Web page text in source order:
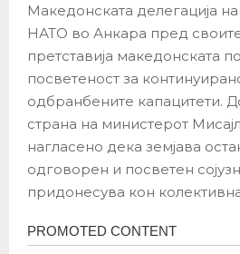
Македонската делегација
НАТО во Анкара пред своите
претставија македонската
посветеност за
одбранбените капацитети.
страна на министерот
нагласено дека земјава
одговорен и посветен
придонесува кон